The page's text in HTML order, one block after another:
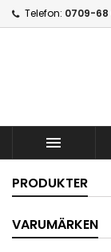
Telefon: 0709-68

PRODUKTER
VARUMÄRKEN